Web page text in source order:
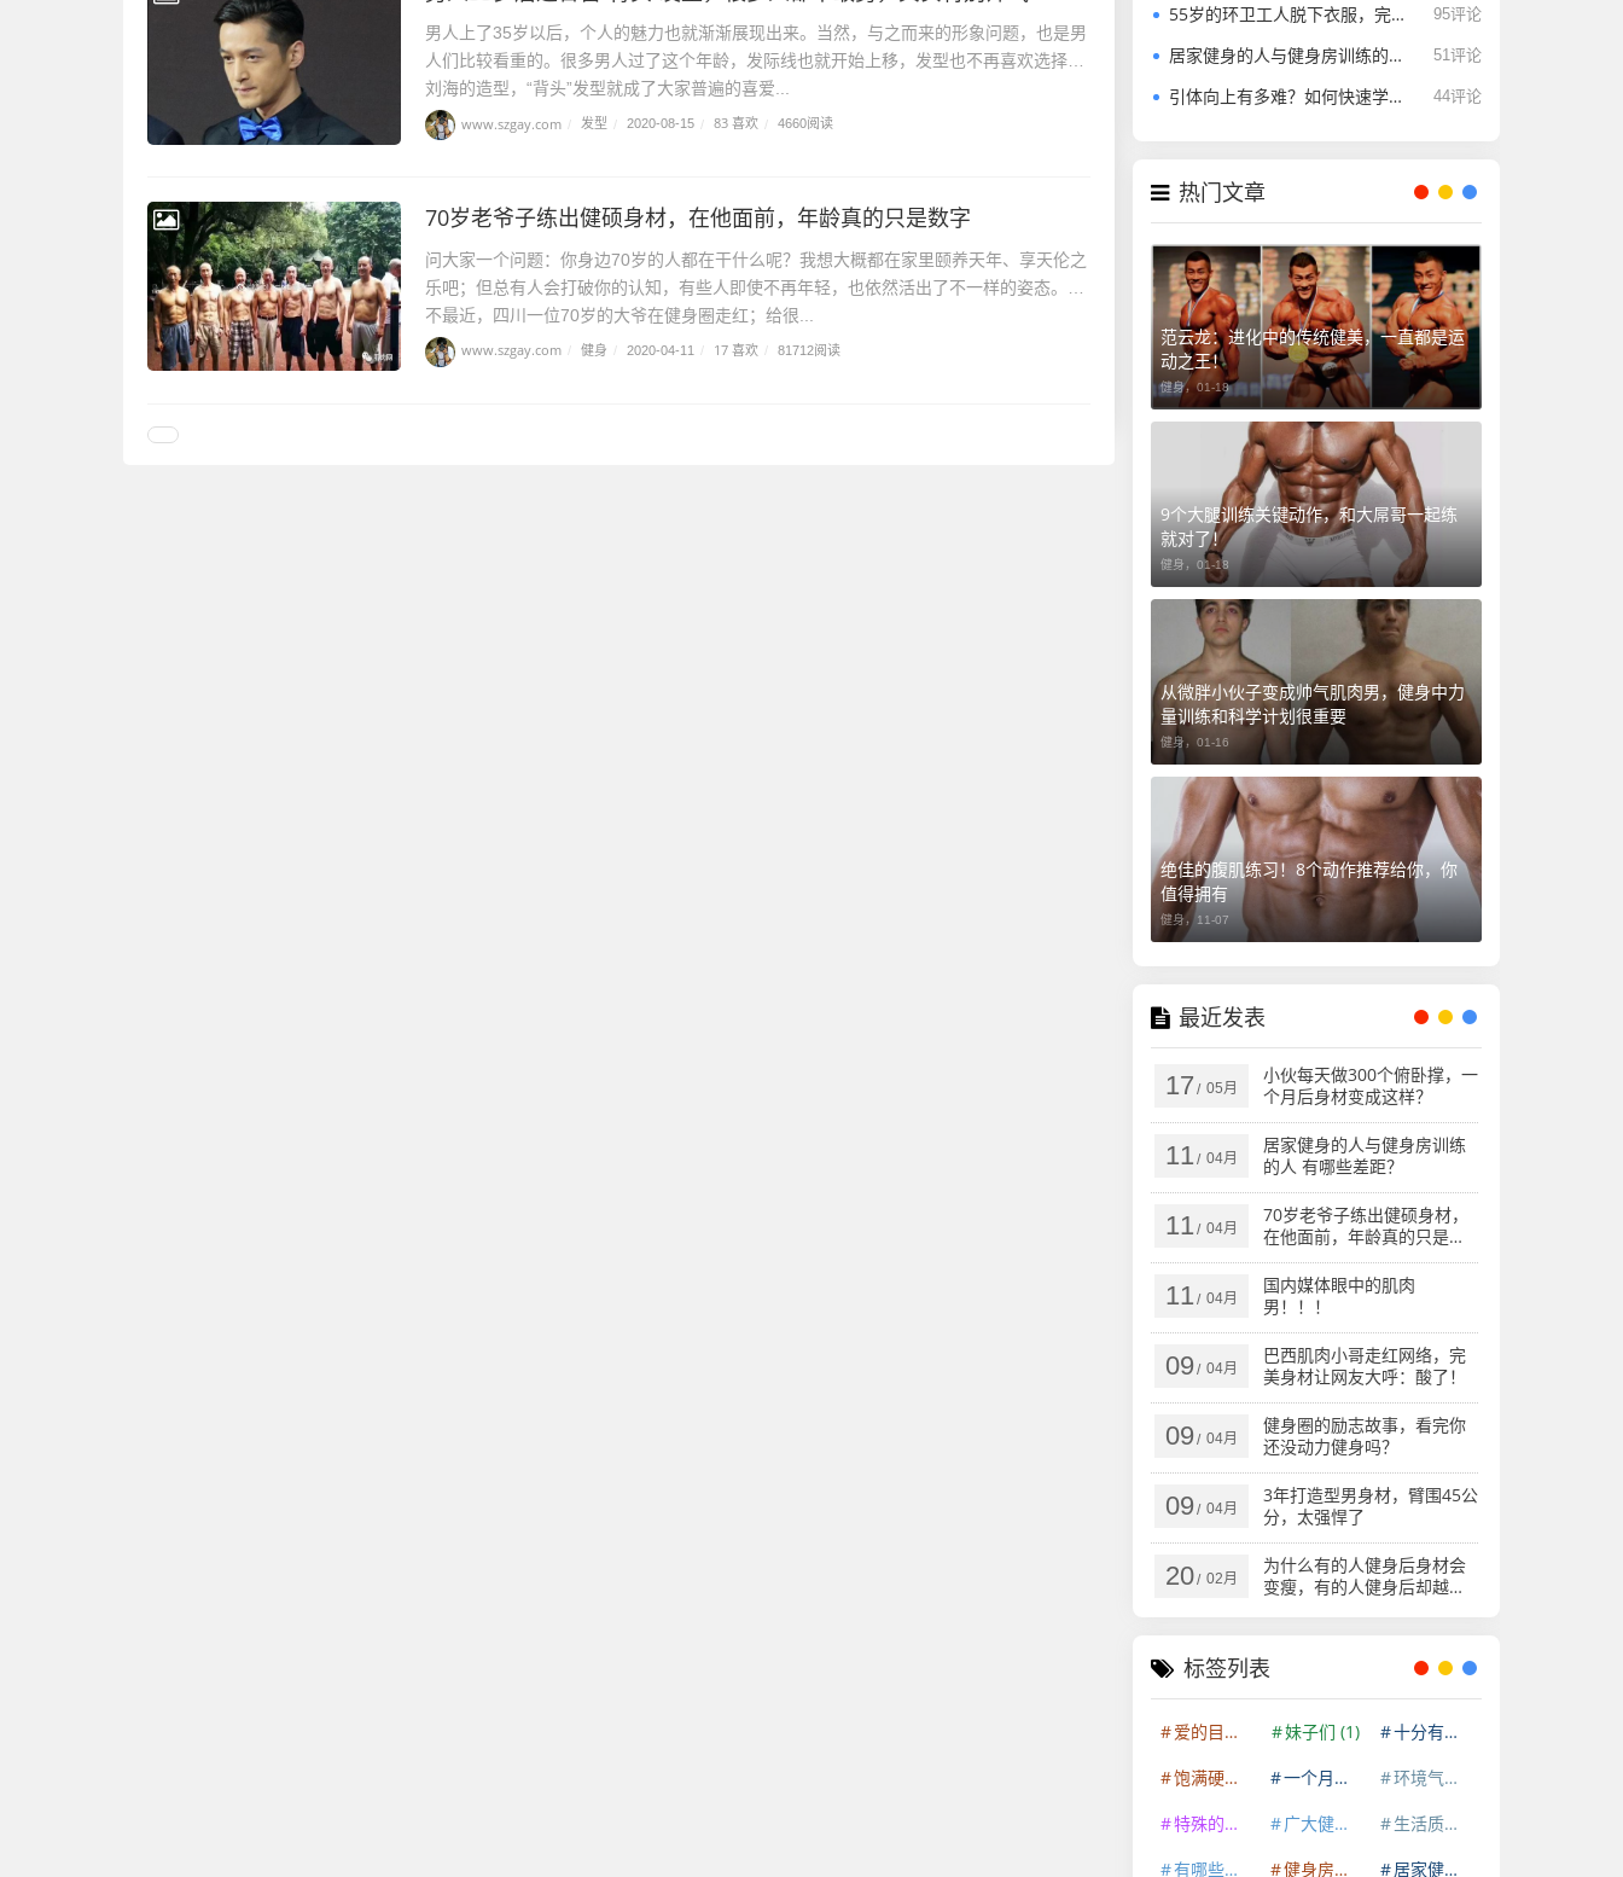
男人上了35岁以后，个人的魅力也就渐渐展现出来。当然，与之而来的形象问题，也是男
人们比较看重的。很多男人过了这个年龄，发际线也就开始上移，发型也不再喜欢选择有
刘海的造型，“背头”发型就成了大家普遍的喜爱...
www.szgay.com / 发型 / 2020-08-15 / 83 喜欢 / 4660阅读
70岁老爷子练出健硕身材，在他面前，年龄真的只是数字
问大家一个问题：你身边70岁的人都在干什么呢？我想大概都在家里颐养天年、享天伦之
乐吧；但总有人会打破你的认知，有些人即使不再年轻，也依然活出了不一样的姿态。这
不最近，四川一位70岁的大爷在健身圈走红；给很...
www.szgay.com / 健身 / 2020-04-11 / 17 喜欢 / 81712阅读
55岁的环卫工人脱下衣服，完美的身材足以让年轻人羞愧的低头 95评论
居家健身的人与健身房训练的人 有哪些差距？ 51评论
引体向上有多难？如何快速学会引体向上? 44评论
热门文章
范云龙：进化中的传统健美，一直都是运
动之王！
健身，01-18
9个大腿训练关键动作，和大屌哥一起练
就对了！
健身， 01-18
从微胖小伙子变成帅气肌肉男，健身中力
量训练和科学计划很重要
健身， 01-16
绝佳的腹肌练习！8个动作推荐给你，你
值得拥有
健身， 11-07
最近发表
17 / 05月
小伙每天做300个俯卧撑，一
个月后身材变成这样？
11 / 04月
居家健身的人与健身房训练
的人 有哪些差距？
11 / 04月
70岁老爷子练出健硕身材，
在他面前，年龄真的只是数
字
11 / 04月
国内媒体眼中的肌肉
男！！！
09/ 04月
巴西肌肉小哥走红网络，完
美身材让网友大呼：酸了！
09/ 04月
健身圈的励志故事，看完你
还没动力健身吗？
09/ 04月
3年打造型男身材，臂围45公
分，太强悍了
20/ 02月
为什么有的人健身后身材会
变瘦，有的人健身后却越来
标签列表
爱的目光 妹子们 (1) 十分有型
饱满硬挺
一个月后 环境气氛
特殊的存在
(1)广大健身人群 (1)
生活质量
有哪些差距
(1)健身房训练 (1)居家健身